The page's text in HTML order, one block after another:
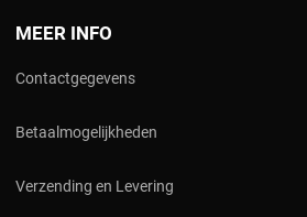
MEER INFO
Contactgegevens
Betaalmogelijkheden
Verzending en Levering